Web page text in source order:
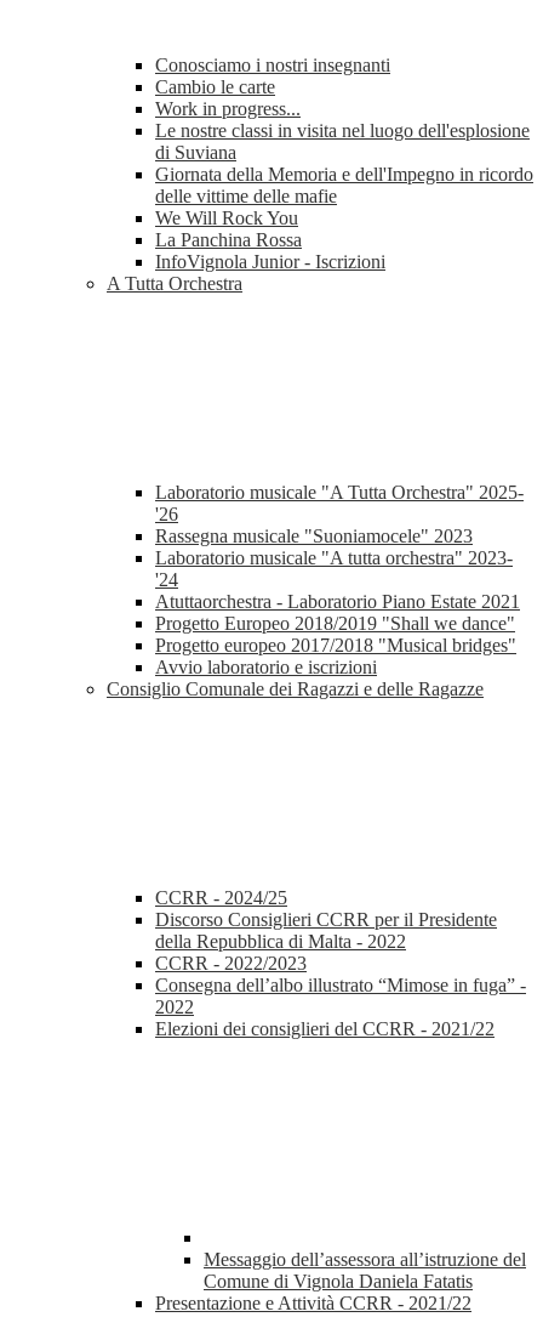
Conosciamo i nostri insegnanti
Cambio le carte
Work in progress...
Le nostre classi in visita nel luogo dell'esplosione
di Suviana
Giornata della Memoria e dell'Impegno in ricordo
delle vittime delle mafie
We Will Rock You
La Panchina Rossa
InfoVignola Junior - Iscrizioni
A Tutta Orchestra
Laboratorio musicale "A Tutta Orchestra" 2025-
'26
Rassegna musicale "Suoniamocele" 2023
Laboratorio musicale "A tutta orchestra" 2023-
'24
Atuttaorchestra - Laboratorio Piano Estate 2021
Progetto Europeo 2018/2019 "Shall we dance"
Progetto europeo 2017/2018 "Musical bridges"
Avvio laboratorio e iscrizioni
Consiglio Comunale dei Ragazzi e delle Ragazze
CCRR - 2024/25
Discorso Consiglieri CCRR per il Presidente
della Repubblica di Malta - 2022
CCRR - 2022/2023
Consegna dell’albo illustrato “Mimose in fuga” -
2022
Elezioni dei consiglieri del CCRR - 2021/22
Messaggio dell’assessora all’istruzione del
Comune di Vignola Daniela Fatatis
Presentazione e Attività CCRR - 2021/22